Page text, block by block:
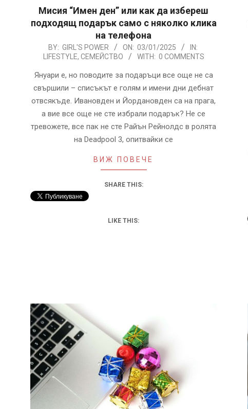
Мисия “Имен ден” или как да избереш
подходящ подарък само с няколко клика
на телефона
03
BY: GIRL'S POWER ON: 03/01/2025
IN:
LIFESTYLE, СЕМЕЙСТВО WITH: 0 COMMENTS
Януари е, но поводите за подаръци все още не са
свършили – списъкът е голям и имени дни дебнат
отвсякъде. Ивановден и Йордановден са на прага,
а вие все още не сте избрали подарък? Не се
тревожете, все пак не сте Райън Рейнолдс в ролята
на Deadpool 3, опитвайки се
ВИЖ ПОВЕЧЕ
SHARE THIS:
LIKE THIS: